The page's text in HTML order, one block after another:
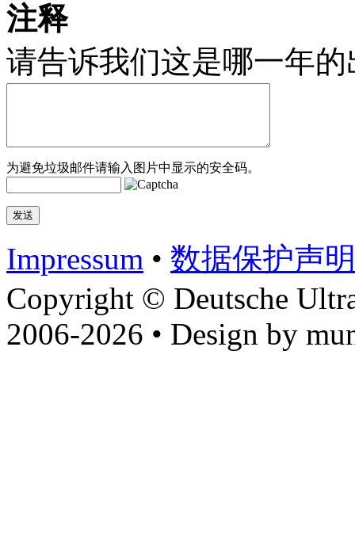
−
注释
请告诉我们这是哪一年
为避免垃圾邮件请输入图片中显示的安全码。
Impressum • 数据​保护​声明
Copyright © Deutsche
2006-2026 • Design by